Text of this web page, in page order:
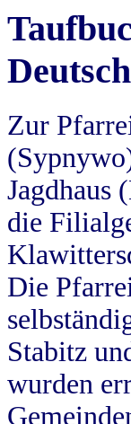
Zur
Jagdhaus
die
Die
Stabitz
wurden